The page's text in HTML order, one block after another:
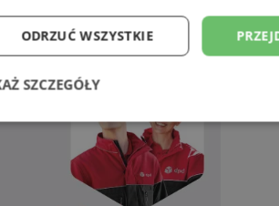
ODRZUĆ WSZYSTKIE
SZCZEGÓŁY
Wydajność
Niesklasyfikowane